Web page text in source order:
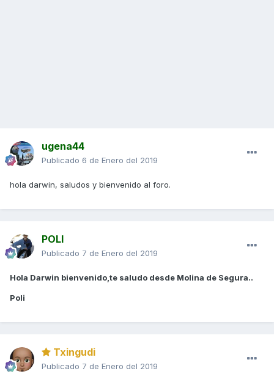
ugena44
Publicado 6 de Enero del 2019
hola darwin, saludos y bienvenido al foro.
POLI
Publicado 7 de Enero del 2019
Hola Darwin bienvenido,te saludo desde Molina de Segura..
Poli
Txingudi
Publicado 7 de Enero del 2019